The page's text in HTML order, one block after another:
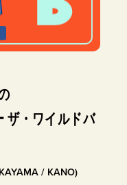
ザ・ワイルドバ
/ KANO)